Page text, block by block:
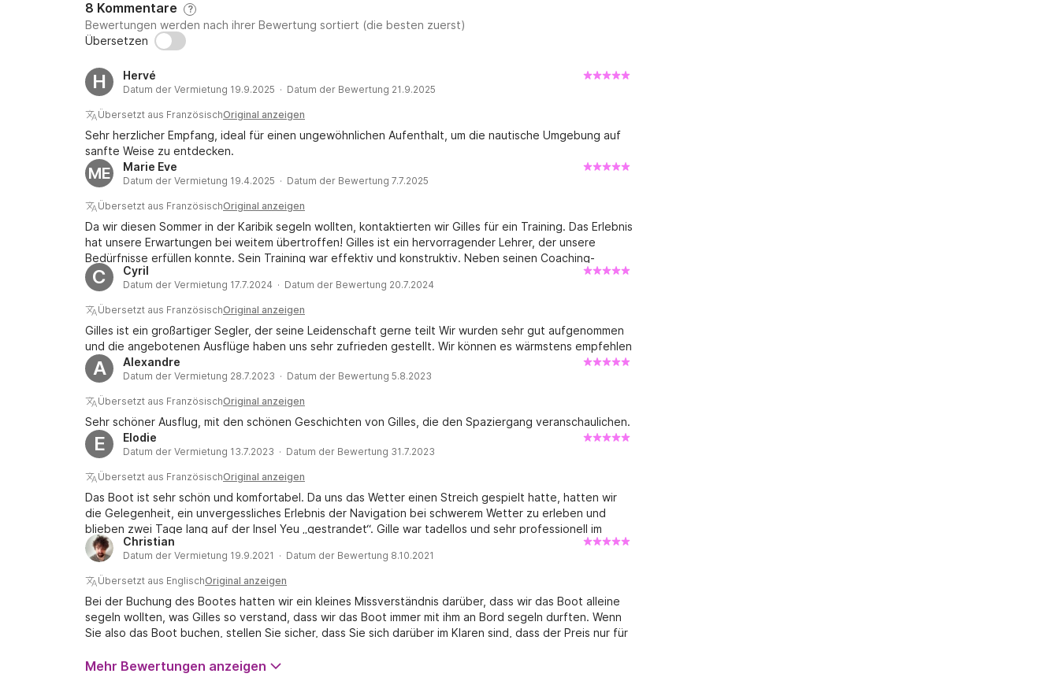
8 Kommentare ?
Bewertungen werden nach ihrer Bewertung sortiert (die besten zuerst)
Übersetzen
H Hervé
Datum der Vermietung 19.9.2025 · Datum der Bewertung 21.9.2025
Übersetzt aus FranzösischOriginal anzeigen
Sehr herzlicher Empfang, ideal für einen ungewöhnlichen Aufenthalt, um die nautische Umgebung auf
sanfte Weise zu entdecken.
ME Marie Eve
Datum der Vermietung 19.4.2025 · Datum der Bewertung 7.7.2025
Übersetzt aus FranzösischOriginal anzeigen
Da wir diesen Sommer in der Karibik segeln wollten, kontaktierten wir Gilles für ein Training. Das Erlebnis
hat unsere Erwartungen bei weitem übertroffen! Gilles ist ein hervorragender Lehrer, der unsere
Bedürfnisse erfüllen konnte. Sein Training war effektiv und konstruktiv. Neben seinen Coaching-
Fähigkeiten schätzten wir ihn einfach, seine Großzügigkeit, seine Freundlichkeit und sein Mitgefühl.
Sein Boot hat uns begeistert! Asterix, ein alter Katamaran aus den 1970er-Jahren, hat zwar einen
etwas altmodischen Charme, ist aber unglaublich effizient auf dem Wasser! Wir waren auch von dem
werden nicht enttäuscht sein! Wir kommen auf jeden Fall wieder!
C Cyril
Datum der Vermietung 17.7.2024 · Datum der Bewertung 20.7.2024
Übersetzt aus FranzösischOriginal anzeigen
Gilles ist ein großartiger Segler, der seine Leidenschaft gerne teilt Wir wurden sehr gut aufgenommen
und die angebotenen Ausflüge haben uns sehr zufrieden gestellt. Wir können es wärmstens empfehlen
A Alexandre
Datum der Vermietung 28.7.2023 · Datum der Bewertung 5.8.2023
Übersetzt aus FranzösischOriginal anzeigen
Sehr schöner Ausflug, mit den schönen Geschichten von Gilles, die den Spaziergang veranschaulichen.
E Elodie
Datum der Vermietung 13.7.2023 · Datum der Bewertung 31.7.2023
Übersetzt aus FranzösischOriginal anzeigen
Das Boot ist sehr schön und komfortabel. Da uns das Wetter einen Streich gespielt hatte, hatten wir
die Gelegenheit, ein unvergessliches Erlebnis der Navigation bei schwerem Wetter zu erleben und
blieben zwei Tage lang auf der Insel Yeu „gestrandet“. Gille war tadellos und sehr professionell im
Umgang mit Gefahren. Zu keinem Zeitpunkt war unsere Sicherheit gefährdet. Als Bonus reiche und sehr
freundschaftliche Momente des Austauschs und Teilens!
Christian
Datum der Vermietung 19.9.2021 · Datum der Bewertung 8.10.2021
Übersetzt aus EnglischOriginal anzeigen
Bei der Buchung des Bootes hatten wir ein kleines Missverständnis darüber, dass wir das Boot alleine
segeln wollten, was Gilles so verstand, dass wir das Boot immer mit ihm an Bord segeln durften. Wenn
Sie also das Boot buchen, stellen Sie sicher, dass Sie sich darüber im Klaren sind, dass der Preis nur für
zusätzliche Gebühr anfällt. Dennoch hatten wir insgesamt eine sehr gute Zeit. Gilles war sehr
Mehr Bewertungen anzeigen